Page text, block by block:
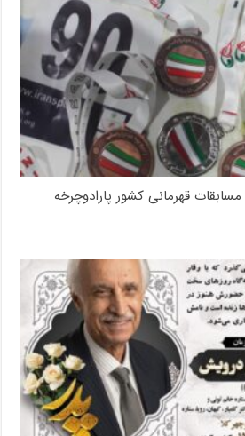
قهرمانی کشور پارادوچرخه